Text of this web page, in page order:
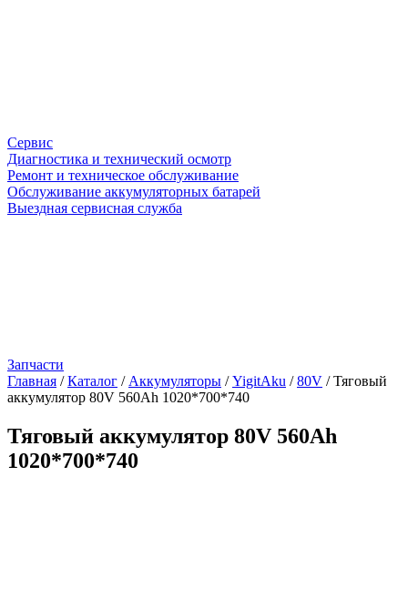
Сервис
Диагностика и технический осмотр
Ремонт и техническое обслуживание
Обслуживание аккумуляторных батарей
Выездная сервисная служба
Запчасти
Главная /Каталог / Аккумуляторы /YigitAku /80V /Тяговый
аккумулятор 80V 560Ah 1020*700*740
Тяговый аккумулятор 80V 560Ah
1020*700*740